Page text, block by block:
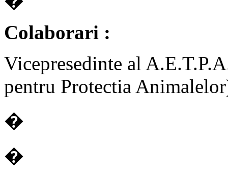
Colaborari :
Vicepresedinte al
pentru Protectia
�
�